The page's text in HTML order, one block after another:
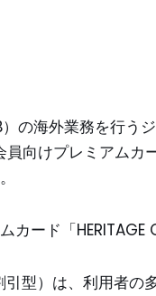
の海外業務を行う
向けプレミアムカ
カード「
引型）は、利用者